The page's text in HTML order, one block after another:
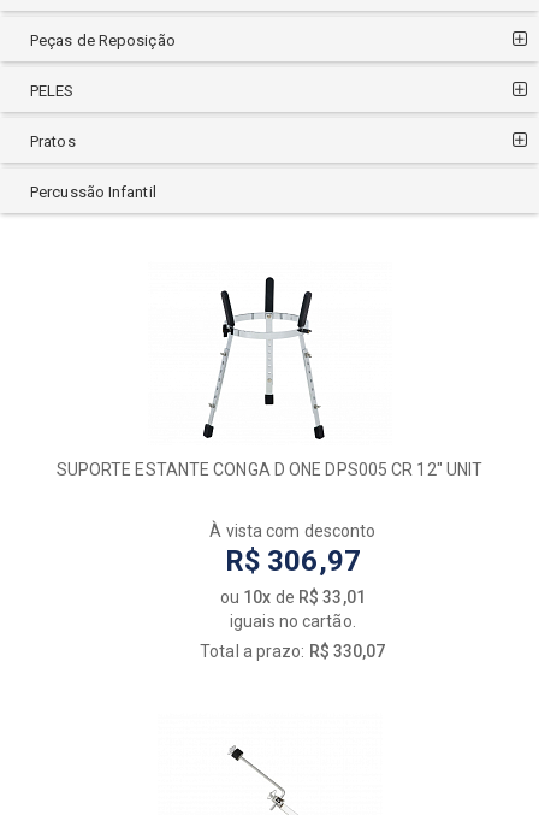
Peças de Reposição
PELES
Pratos
Percussão Infantil
SUPORTE ESTANTE CONGA D ONE DPS005 CR 12" UNIT
À vista com desconto
R$ 306,97
ou 10x de R$ 33,01
iguais no cartão.
Total a prazo: R$ 330,07